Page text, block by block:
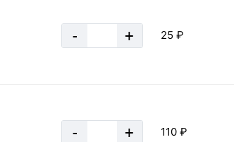
- + 25 ₽
- + 110 ₽